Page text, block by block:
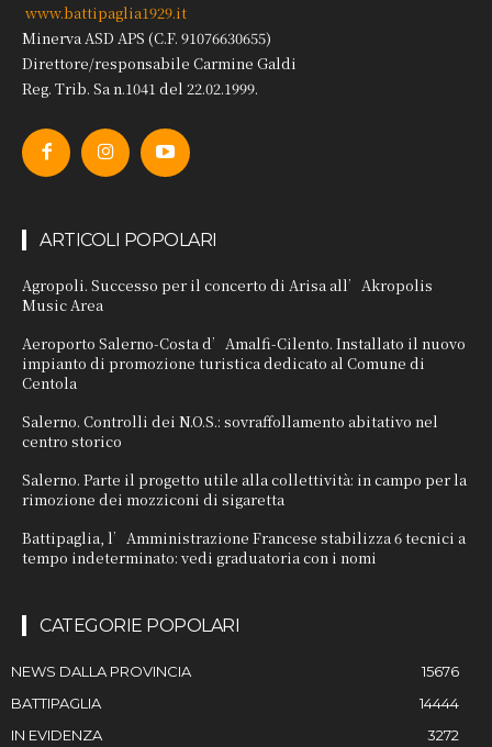
www.battipaglia1929.it
Minerva ASD APS (C.F. 91076630655)
Direttore/responsabile Carmine Galdi
Reg. Trib. Sa n.1041 del 22.02.1999.
ARTICOLI POPOLARI
Agropoli. Successo per il concerto di Arisa all’Akropolis
Music Area
Aeroporto Salerno-Costa d’Amalfi-Cilento. Installato il nuovo
impianto di promozione turistica dedicato al Comune di
Centola
Salerno. Controlli dei N.O.S.: sovraffollamento abitativo nel
centro storico
Salerno. Parte il progetto utile alla collettività: in campo per la
rimozione dei mozziconi di sigaretta
Battipaglia, l’Amministrazione Francese stabilizza 6 tecnici a
tempo indeterminato: vedi graduatoria con i nomi
CATEGORIE POPOLARI
NEWS DALLA PROVINCIA
15676
BATTIPAGLIA
14444
IN EVIDENZA
3272